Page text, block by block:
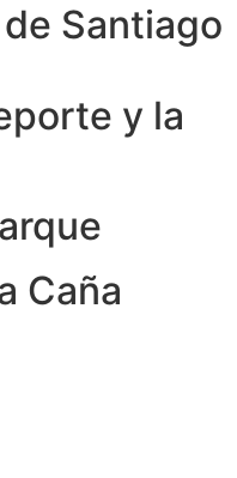
Santiago
y la
Caña